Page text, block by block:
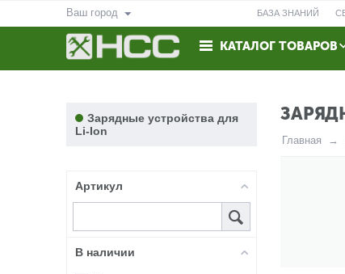
Ваш город БАЗА ЗНАНИЙ
ВОЗВРАТ
КАТАЛОГ ТОВАРОВ
Главная
Зарядные устройства для
Li-Ion
Артикул
В наличии